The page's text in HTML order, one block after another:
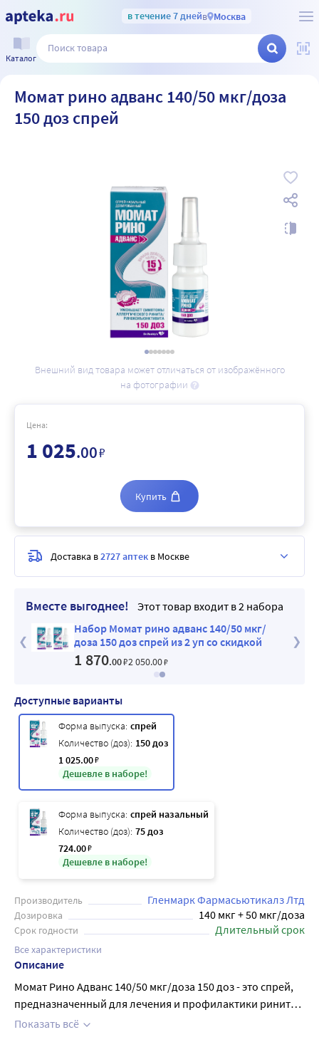
в течение 7 днейв Москва
Каталог
Момат рино адванс 140/50 мкг/доза
150 доз спрей
Внешний вид товара может отличаться от изображённого
на фотографии
Вместе выгоднее!
Этот товар входит в 2 набора
Набор Момат рино адванс 140/50 мкг/
доза 150 доз спрей из 2 уп со скидкой
1 870.00₽2 050.00₽
Доступные варианты
Форма выпуска: спрей
Количество (доз): 150 доз
1 025.00₽
Дешевле в наборе!
Форма выпуска: спрей назальный
Количество (доз): 75 доз
724.00₽
Дешевле в наборе!
Производитель Гленмарк Фармасьютикалз Лтд
Дозировка 140 мкг + 50 мкг/доза
Срок годности Длительный срок
Все характеристики
Описание
Момат Рино Адванс 140/50 мкг/доза 150 доз - это спрей,
предназначенный для лечения и профилактики ринита
(насморка). Препарат содержит два активных вещества -
Показать всё
Цена:
1 025.00₽
Купить
Доставка в2727 аптек в Москве